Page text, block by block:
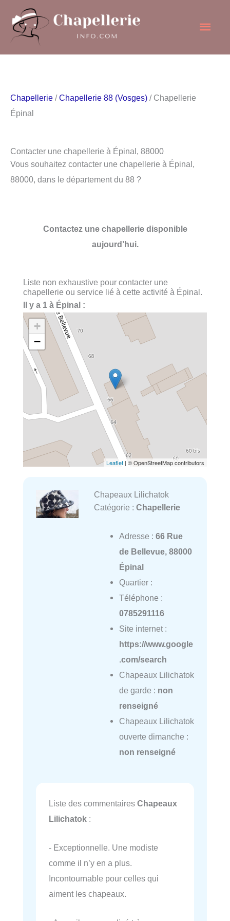
contenu
Chapellerie /Chapellerie 88 (Vosges) / Chapellerie
Épinal
Contacter une chapellerie à Épinal, 88000
Vous souhaitez contacter une chapellerie à Épinal,
88000, dans le département du 88 ?
Contactez une chapellerie disponible
aujourd’hui.
Liste non exhaustive pour contacter une
chapellerie ou service lié à cette activité à Épinal.
Il y a 1 à Épinal :
+
−
Leaflet | © OpenStreetMap contributors
Chapeaux Lilichatok
Catégorie : Chapellerie
Adresse : 66 Rue
de Bellevue, 88000
Épinal
Quartier :
Téléphone :
0785291116
Site internet :
https://www.google
.com/search
Chapeaux Lilichatok
de garde : non
renseigné
Chapeaux Lilichatok
ouverte dimanche :
non renseigné
Liste des commentaires Chapeaux
Lilichatok :
- Exceptionnelle. Une modiste
comme il n’y en a plus.
Incontournable pour celles qui
aiment les chapeaux.